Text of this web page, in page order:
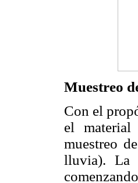
Muestreo
Con el
el material
muestreo
lluvia). La